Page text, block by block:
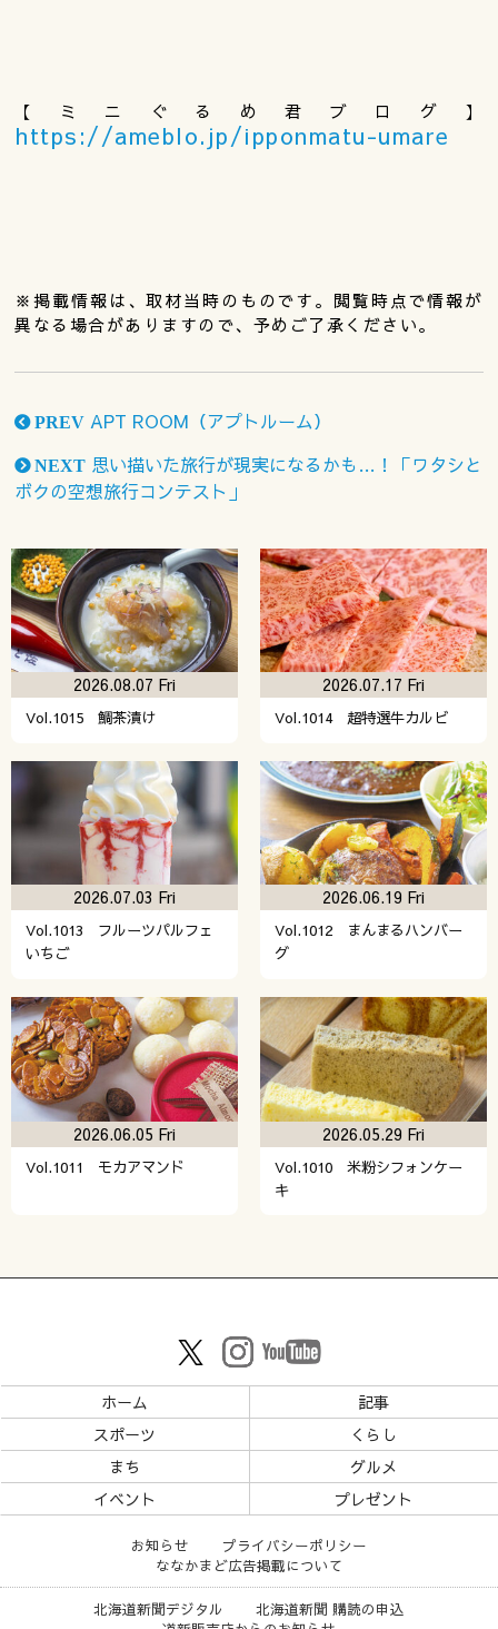
【ミニぐるめ君ブログ】
https://ameblo.jp/ipponmatu-umare
※掲載情報は、取材当時のものです。閲覧時点で情報が
異なる場合がありますので、予めご了承ください。
PREV APT ROOM（アプトルーム）
NEXT 思い描いた旅行が現実になるかも…！「ワタシと
ボクの空想旅行コンテスト」
Vol.1015 鯛茶漬け
2026.08.07 Fri
Vol.1014 超特選牛カルビ
2026.07.17 Fri
Vol.1013 フルーツパルフェ
いちご
2026.07.03 Fri
Vol.1012 まんまるハンバー
グ
2026.06.19 Fri
Vol.1011 モカアマンド
2026.06.05 Fri
Vol.1010 米粉シフォンケー
キ
2026.05.29 Fri
ホーム
記事
スポーツ
くらし
まち
グルメ
イベント
プレゼント
お知らせ
プライバシーポリシー
ななかまど広告掲載について
北海道新聞デジタル
北海道新聞 購読の申込